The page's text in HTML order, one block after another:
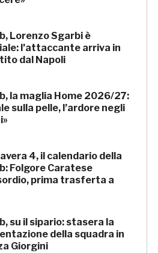
Lorenzo Sgarbi è
l’attaccante arriva in
dal Napoli
la maglia Home 2026/27:
sulla pelle, l’ardore negli
4, il calendario della
Folgore Caratese
prima trasferta a
su il sipario: stasera la
della squadra in
Giorgini